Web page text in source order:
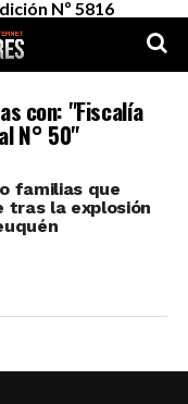
Nº 5816
con: "Fiscalía
N° 50"
familias que
tras la explosión